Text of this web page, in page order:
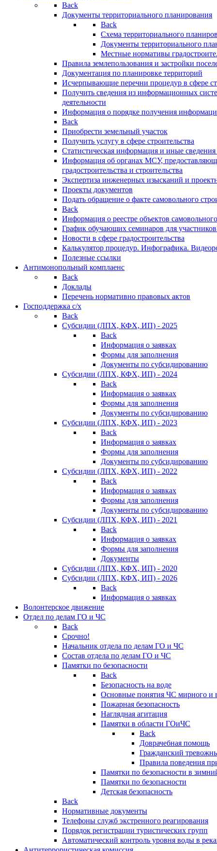
Back
Документы территориального планирования
Back
Схема территориального
Документы территориального
Местные нормативы
Правила землепользования и застройки
Документация по планировке территорий
Исчерпывающие перечни процедур в сфере
Получить сведения из информационных
деятельности
Информация о порядке получения
Back
Приобрести земельный участок
Получить услугу в сфере строительства
Статистическая информация и иные сведения
Информация об органах МСУ,
градостроительства и строительства
Экспертиза инженерных изысканий и
Проекты документов
Подать обращение о факте самовольного
Back
Информация о реестре объектов
График обучающих семинаров для участников
Новости в сфере градостроительства
Калькулятор процедур. Инфографика.
Полезные ссылки
Антимонопольный комплаенс
Back
Доклады
Перечень нормативно правовых актов
Господдержка с/х
Back
Субсидии (ЛПХ, КФХ, ИП) - 2025
Back
Информация о заявках
Формы для заполнения
Документы по субсидированию
Субсидии (ЛПХ, КФХ, ИП) - 2024
Back
Информация о заявках
Формы для заполнения
Документы по субсидированию
Субсидии (ЛПХ, КФХ, ИП) - 2023
Back
Информация о заявках
Формы для заполнения
Документы по субсидированию
Субсидии (ЛПХ, КФХ, ИП) - 2022
Back
Информация о заявках
Формы для заполнения
Документы по субсидированию
Субсидии (ЛПХ, КФХ, ИП) - 2021
Back
Информация о заявках
Формы для заполнения
Документы
Субсидии (ЛПХ, КФХ, ИП) - 2020
Субсидии (ЛПХ, КФХ, ИП) - 2026
Back
Информация о заявках
Волонтерское движение
Отдел по делам ГО и ЧС
Back
Срочно!
Начальник отдела по делам ГО и ЧС
Состав отдела по делам ГО и ЧС
Памятки по безопасности
Back
Безопасность на воде
Основные понятия ЧС мирного и
Пожарная безопасность
Наглядная агитация
Памятки в области ГОиЧС
Back
Доврачебная помощь
Гражданский
Правила поведения
Памятки по безопасности в
Памятки по безопасности
Детская безопасность
Back
Нормативные документы
Телефоны служб экстренного реагирования
Порядок регистрации туристических групп
Автоматический контроль уровня воды в